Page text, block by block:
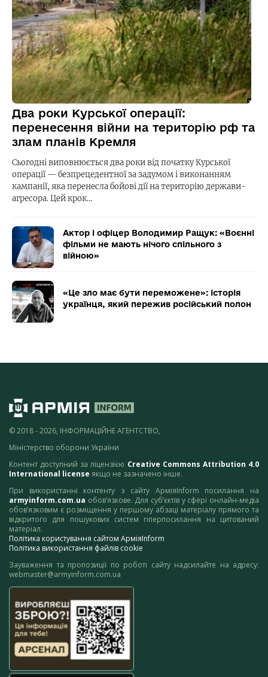
Два роки Курської операції:
перенесення війни на територію рф та
злам планів Кремля
Сьогодні виповнюється два роки від початку Курської
операції — безпрецедентної за задумом і виконанням
кампанії, яка перенесла бойові дії на територію держави-
агресора. Цей крок…
Актор і офіцер Володимир Ращук: «Воєнні
фільми не мають нічого спільного з
війною»
«Це зло має бути переможене»: історія
українця, який пережив російський полон
© 2018 - 2026, ІНФОРМАЦІЙНЕ АГЕНТСТВО,
Міністерство оборони України
Контент доступний за ліцензією Creative Commons Attribution 4.0
International license якщо не зазначено інше.
При використанні контенту з сайту АрміяInform посилання на
armyinform.com.ua обов’язкове. Для суб’єктів у сфері онлайн-медіа
обов’язковим є розміщення у першому абзаці матеріалу прямого та
відкритого для пошукових систем гіперпосилання на цитований
матеріал.
Політика користування сайтом АрміяInform
Політика використання файлів cookie
Зауваження та пропозиції по роботі сайту надсилайте на адресу:
webmaster@armyinform.com.ua